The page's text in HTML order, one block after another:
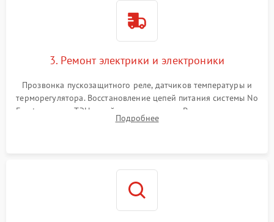
3. Ремонт электрики и электроники
Прозвонка пускозащитного реле, датчиков температуры и
терморегулятора. Восстановление цепей питания системы No
Frost, включая ТЭН оттайки и вентилятор. Ремонт или замена
платы управления при сбоях алгоритмов.
Подробнее